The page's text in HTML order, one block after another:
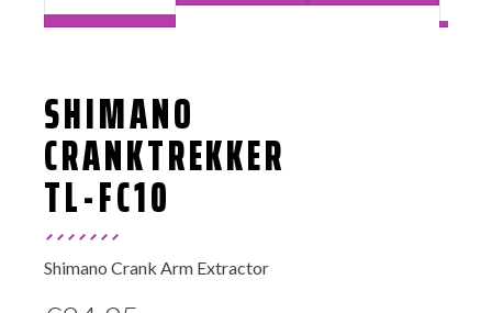
SHIMANO
CRANKTREKKER
TL-FC10
Shimano Crank Arm Extractor